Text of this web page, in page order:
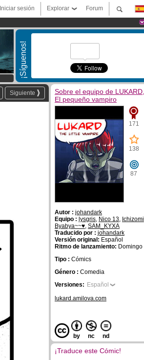
Forum
Explorar
Iniciar sesión
¡Síguenos!
Siguiente
Sobre el equipo de LUKARD,
El pequeño vampiro
171
138
87
Autor : johandark
Equipo : lysgris, Nico 13, Ichizomi
Byabya~~♥, SAM_KYXA
Traducido por : johandark
Versión original: Español
Ritmo de lanzamiento: Domingo
Tipo : Cómics
Género : Comedia
Versiones: Español
lukard.amilova.com
by nc nd
¡Traduce este Cómic!